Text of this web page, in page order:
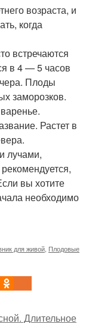
возраста, и
когда
встречаются
в 4 — 5 часов
Плоды
заморозков.
Растет в
лучами,
вы хотите
необходимо
для живой Плодовые